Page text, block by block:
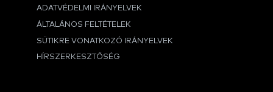
ADATVÉDELMI IRÁNYELVEK
ÁLTALÁNOS FELTÉTELEK
SÜTIKRE VONATKOZÓ IRÁNYELVEK
HÍRSZERKESZTŐSÉG